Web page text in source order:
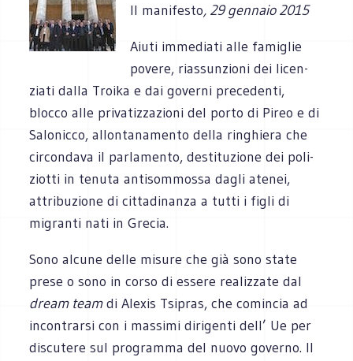
Il manifesto, 29 gennaio 2015
Aiuti imme­diati alle fami­glie
povere, rias­sun­zioni dei licen­
ziati dalla Troika e dai governi pre­ce­denti,
blocco alle pri­va­tiz­za­zioni del porto di Pireo e di
Salo­nicco, allon­ta­na­mento della rin­ghiera che
cir­con­dava il par­la­mento, desti­tu­zione dei poli­
ziotti in tenuta anti­som­mossa dagli ate­nei,
attri­bu­zione di cit­ta­di­nanza a tutti i figli di
migranti nati in Grecia.
Sono alcune delle misure che già sono state
prese o sono in corso di essere rea­liz­zate dal
dream teamdi Ale­xis Tsi­pras, che comin­cia ad
incon­trarsi con i mas­simi diri­genti dell’ Ue per
discu­tere sul pro­gramma del nuovo governo. Il